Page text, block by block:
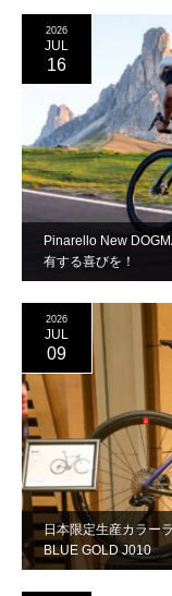
Pinarello New
有する喜びを！
2026
JUL
16
日本限定生産カラー
BLUE GOLD J010
2026
JUL
09